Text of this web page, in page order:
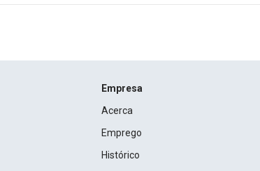
Empresa
Acerca
Emprego
Histórico